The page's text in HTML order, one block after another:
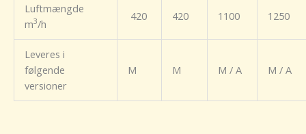
Luftmængde
m3/h
420 420 1100 1250
Leveres i
følgende
versioner
M M M / A M / A